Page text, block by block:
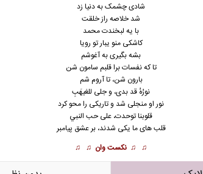
شادی چشمک به دنیا زد
شد خلاصه راز خلقت
با یه لبخندت محمد
کاشکی منو یبار تو رویا
بشه بگیری به آغوشم
تا که نفسات برا قلبم سامون شن
بارون شن، تا آروم شم
نورُهُ قد بدى، و جلى للغيهَبِ
نور او منجلی شد و تاریکی را محو کرد
قلوبنا توحدت، علی حب النبي
قلب های ما یکی شدند، بر عشق پیامبر
♫ ♫ نکست وان ♫ ♫